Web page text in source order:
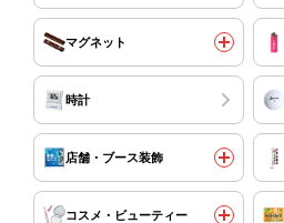
マグネット
時計
店舗・ブース装飾
コスメ・ビューティー